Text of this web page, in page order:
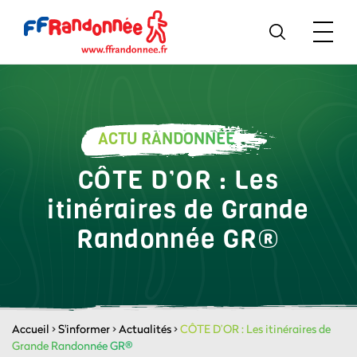
ACTU RANDONNÉE
CÔTE D’OR : Les
itinéraires de Grande
Randonnée GR®
Accueil >S'informer>Actualités>CÔTE D’OR : Les itinéraires de
Grande Randonnée GR®